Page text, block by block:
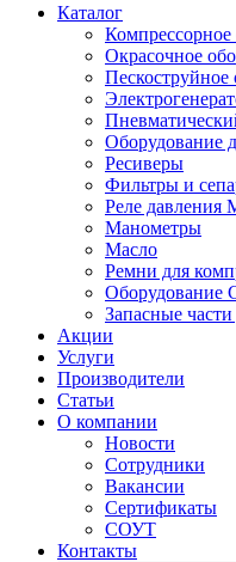
Каталог
Компрессорное
Окрасочное
Пескоструйное
Оборудование
Ресиверы
Фильтры и
Реле давления
Манометры
Масло
Ремни для
Оборудование
Запасные
Акции
Услуги
Производители
Статьи
О компании
Новости
Сотрудники
Вакансии
Сертификаты
СОУТ
Контакты